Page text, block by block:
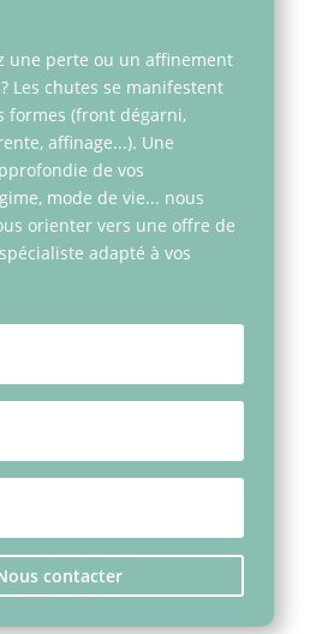
une perte ou un affinement
Les chutes se manifestent
formes (front dégarni,
affinage...). Une
de vos
mode de vie... nous
orienter vers une offre de
adapté à vos
contacter